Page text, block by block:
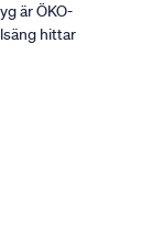
är ÖKO-
hittar